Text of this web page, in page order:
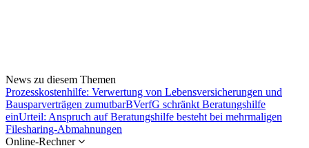
News zu diesem Themen
Prozesskostenhilfe: Verwertung von Lebensversicherungen und
Bausparverträgen zumutbarBVerfG schränkt Beratungshilfe
einUrteil: Anspruch auf Beratungshilfe besteht bei mehrmaligen
Filesharing-Abmahnungen
Online-Rechner